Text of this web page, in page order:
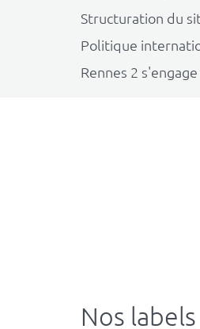
Structuration du
Politique
Rennes 2 s'engage
Nos labels